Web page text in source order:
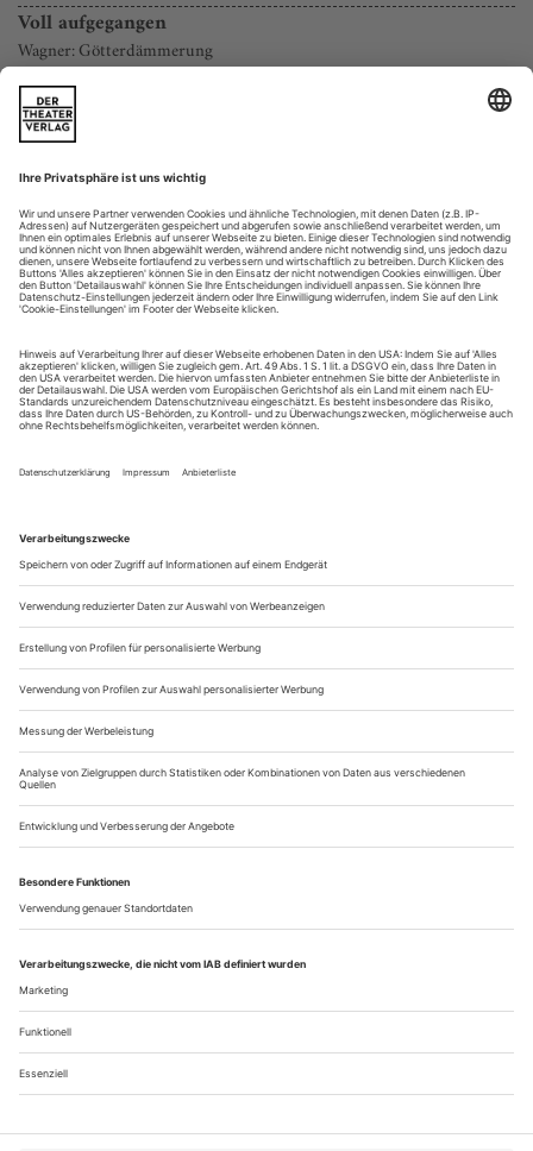
Voll aufgegangen
Wagner: Götterdämmerung
Oldenburg | Staatstheater
Im schweizerischen Bergdorf, wo der Oldenburger «Ring»
spielt, ist es Winter geworden. Die Weltesche, in der
«Walküre» noch in vollem Laub, im «Siegfried» in milde
Herbstfarben getaucht, ist gefällt und liegt als Brennholz für
den Scheiterhaufen bereit, auf dem Walhall verglühen wird.
So beginnt im Staatstheater die «Götterdämmerung». Zum
ersten Mal in der...
In tiefer Nacht
Shakespeare-Kino mit blutarmen Zombies: Pascal Dusapins «Macbeth
Underworld» an der Brüsseler Oper
Beau est noir et noir est beau – Schönheit ist schwarz, und
durchziehen das Textbuch zu «Macbeth Underworld», das
der Schriftsteller Frédéric Boyer für Pascal Dusapin gedichtet
hat. Boyer ist vertraut mit den alten, den ewigen Wahrheiten:
Als Übersetzer hat er sich in die Bibel, die Bekenntnisse des
heiligen...
Gefangen
Verdi: Don Carlo
Graz | Oper
Assoziativ verbindet man mit dem Vornamen Karl zunächst
einmal Großes. Doch auch das Widerspiel ist möglich. Etwa
beim von Helmut Qualtinger so grandios gezeichneten
Präzedenzfall aller Opportunisten, dem Herrn Karl, einem
begnadeten Teilhabeverweigerer, der sich stets, wenn er
Unglücks ansichtig wird (und sehr aktuell), mit «Karl, du
bist es nicht …» aus der...
Über uns Kontakt Kritikerumfrage Newsletter